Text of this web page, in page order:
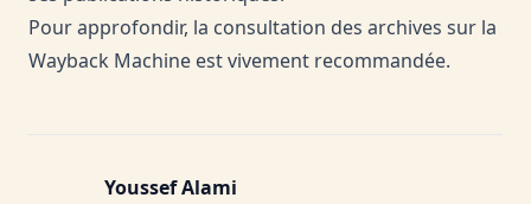
Pour approfondir, la consultation des archives sur la
Wayback Machine est vivement recommandée.
Youssef Alami